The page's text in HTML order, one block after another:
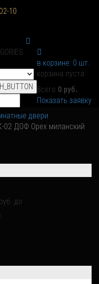
10
в корзине: 0 шт.
корзина пуста
Всего 0 руб.
Показать заявку
двери
02 ДОФ Орех миланский
руб. до